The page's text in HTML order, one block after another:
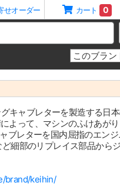
せオーダー カート 0
キャブレターを製造する日
よって、マシンのふけあが
ブレターを国内屈指のエン
細部のリプレイス部品から
brand/keihin/